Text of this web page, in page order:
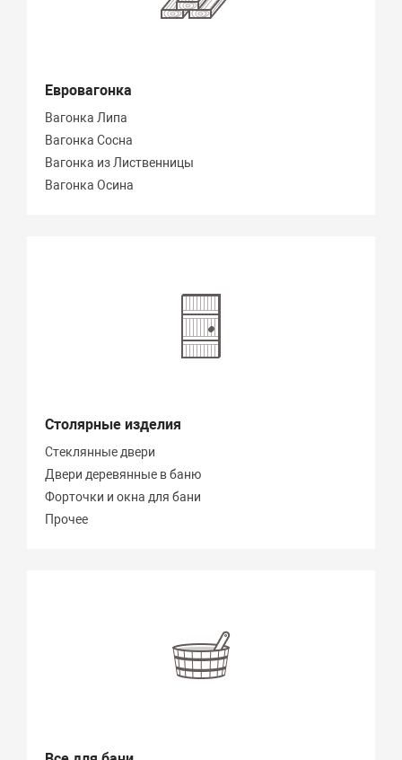
Евровагонка
Вагонка Липа
Вагонка Сосна
Вагонка из Лиственницы
Вагонка Осина
Столярные изделия
Стеклянные двери
Двери деревянные в баню
Форточки и окна для бани
Прочее